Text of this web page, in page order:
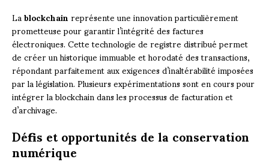
Lablockchainreprésente une innovation particulièrement
prometteuse pour garantir l’intégrité des factures
électroniques. Cette technologie de registre distribué permet
de créer un historique immuable et horodaté des transactions,
répondant parfaitement aux exigences d’inaltérabilité imposées
par la législation. Plusieurs expérimentations sont en cours pour
intégrer la blockchain dans les processus de facturation et
d’archivage.
Défis et opportunités de la conservation
numérique